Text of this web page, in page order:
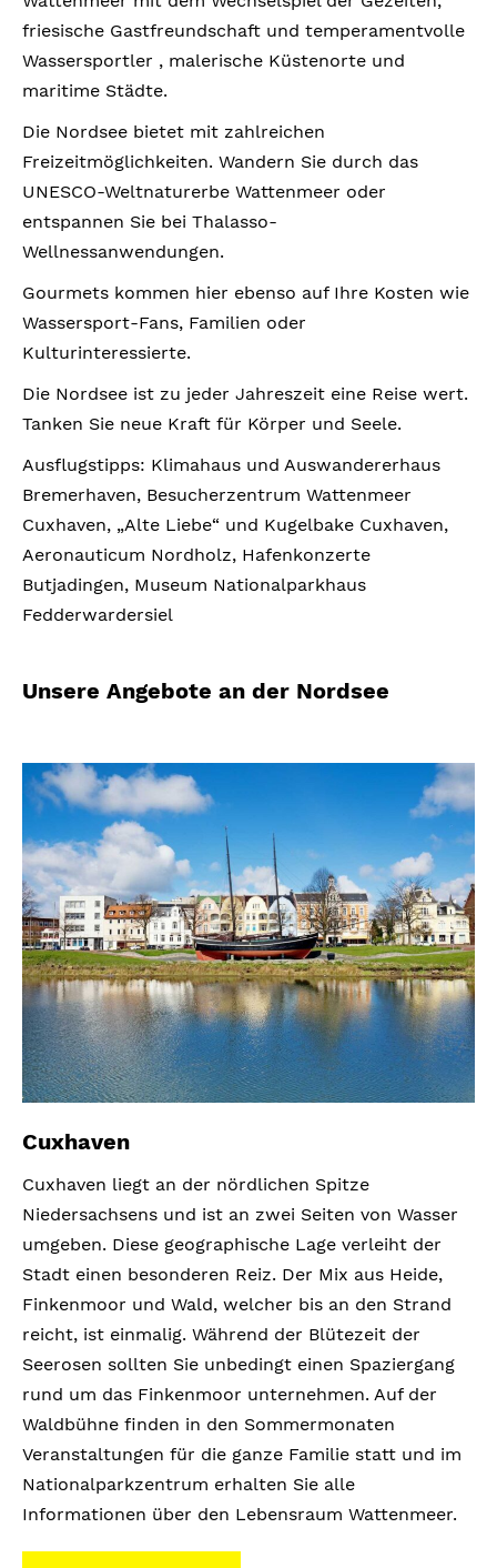
friesische Gastfreundschaft und temperamentvolle
Wassersportler , malerische Küstenorte und
maritime Städte.
Die Nordsee bietet mit zahlreichen
Freizeitmöglichkeiten. Wandern Sie durch das
UNESCO-Weltnaturerbe Wattenmeer oder
entspannen Sie bei Thalasso-
Wellnessanwendungen.
Gourmets kommen hier ebenso auf Ihre Kosten wie
Wassersport-Fans, Familien oder
Kulturinteressierte.
Die Nordsee ist zu jeder Jahreszeit eine Reise wert.
Tanken Sie neue Kraft für Körper und Seele.
Ausflugstipps: Klimahaus und Auswandererhaus
Bremerhaven, Besucherzentrum Wattenmeer
Cuxhaven, „Alte Liebe“ und Kugelbake Cuxhaven,
Aeronauticum Nordholz, Hafenkonzerte
Butjadingen, Museum Nationalparkhaus
Fedderwardersiel
Unsere Angebote an der Nordsee
Cuxhaven
Cuxhaven liegt an der nördlichen Spitze
Niedersachsens und ist an zwei Seiten von Wasser
umgeben. Diese geographische Lage verleiht der
Stadt einen besonderen Reiz. Der Mix aus Heide,
Finkenmoor und Wald, welcher bis an den Strand
reicht, ist einmalig. Während der Blütezeit der
Seerosen sollten Sie unbedingt einen Spaziergang
rund um das Finkenmoor unternehmen. Auf der
Waldbühne finden in den Sommermonaten
Veranstaltungen für die ganze Familie statt und im
Nationalparkzentrum erhalten Sie alle
Informationen über den Lebensraum Wattenmeer.